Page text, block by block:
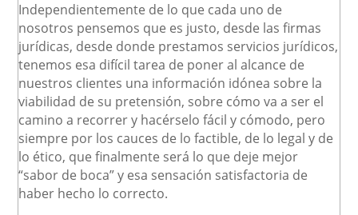
Independientemente de lo que cada uno de
nosotros pensemos que es justo, desde las firmas
jurídicas, desde donde prestamos servicios jurídicos,
tenemos esa difícil tarea de poner al alcance de
nuestros clientes una información idónea sobre la
viabilidad de su pretensión, sobre cómo va a ser el
camino a recorrer y hacérselo fácil y cómodo, pero
siempre por los cauces de lo factible, de lo legal y de
lo ético, que finalmente será lo que deje mejor
“sabor de boca” y esa sensación satisfactoria de
haber hecho lo correcto.